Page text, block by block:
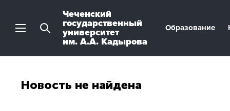
Чеченский
государственный
университет
им. А.А. Кадырова
Образование
Новость не найдена